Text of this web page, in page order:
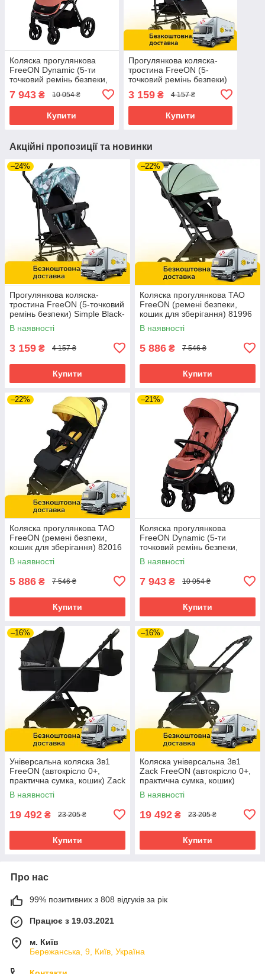
Коляска прогулянкова
FreeON Dynamic (5-ти
точковий ремінь безпеки,
7 943 ₴ 10 054 ₴
Купити
Прогулянкова коляска-
тростина FreeON (5-
точковий ремінь безпеки)
Чорно-блакитна
3 159₴ 4 157 ₴
Купити
Акційні пропозиції та новинки
–24%
Прогулянкова коляска-
тростина FreeON (5-точковий
ремінь безпеки) Simple Black-
Blue 8556 Чорно-блакитна
В наявності
3 159 ₴ 4 157 ₴
Купити
–22%
Коляска прогулянкова TAO
FreeON (ремені безпеки,
кошик для зберігання) 81996
Зелена
В наявності
5 886 ₴ 7 546 ₴
Купити
–22%
Коляска прогулянкова TAO
FreeON (ремені безпеки,
кошик для зберігання) 82016
Жовтий
В наявності
5 886 ₴ 7 546 ₴
Купити
–21%
Коляска прогулянкова
FreeON Dynamic (5-ти
точковий ремінь безпеки,
регул. підніжка) Рожева
В наявності
7 943 ₴ 10 054 ₴
Купити
–16%
Універсальна коляска 3в1
FreeON (автокрісло 0+,
практична сумка, кошик) Zack
Black 80685 Чорна
В наявності
19 492 ₴ 23 205 ₴
Купити
–16%
Коляска універсальна 3в1
Zack FreeON (автокрісло 0+,
практична сумка, кошик)
81972 Оливкова
В наявності
19 492 ₴ 23 205 ₴
Купити
Про нас
99% позитивних з 808 відгуків за рік
Працює з 19.03.2021
м. Київ
Бережанська, 9, Київ, Україна